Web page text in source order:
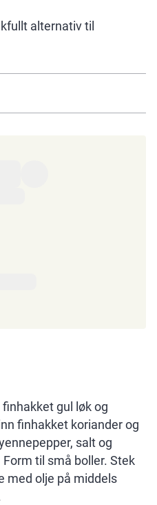
alternativ til
gul løk og
finhakket koriander og
salt og
til små boller. Stek
med olje på middels